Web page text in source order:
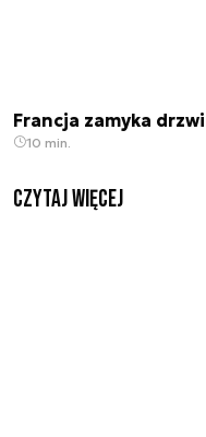
Francja zamyka
10 min.
czytaj więcej